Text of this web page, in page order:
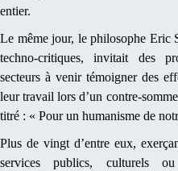
entier.
Le même jour, le philosophe Eric
techno-critiques, invitait des
secteurs à venir témoigner des
leur travail lors d’un contre-
titré : « Pour un humanisme de
Plus de vingt d’entre eux,
services publics, culturels ou